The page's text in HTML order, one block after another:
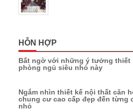
HỖN HỢP
Bất ngờ với những ý tưởng thiết
phòng ngủ siêu nhỏ này
Ngắm nhìn thiết kế nội thất căn
chung cư cao cấp đẹp đến từng
nhỏ